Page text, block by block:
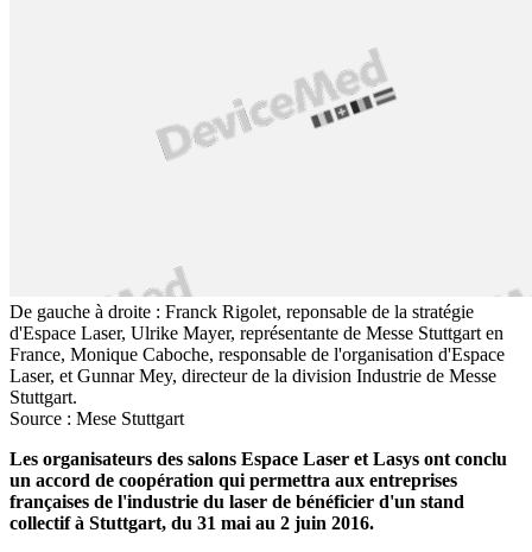
De gauche à droite : Franck Rigolet, reponsable de la stratégie
d'Espace Laser, Ulrike Mayer, représentante de Messe Stuttgart en
France, Monique Caboche, responsable de l'organisation d'Espace
Laser, et Gunnar Mey, directeur de la division Industrie de Messe
Stuttgart.
Source : Mese Stuttgart
Les organisateurs des salons Espace Laser et Lasys ont conclu
un accord de coopération qui permettra aux entreprises
françaises de l'industrie du laser de bénéficier d'un stand
collectif à Stuttgart, du 31 mai au 2 juin 2016.